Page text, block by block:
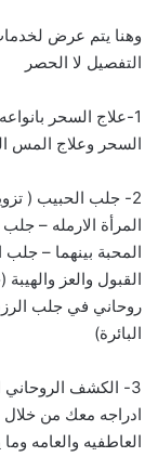
وهنا يتم عرض
التفصيل لا الحصر
1-علاج السحر
السحر وعلاج المس
2- جلب الحبيب (
المرأة الارمله –
المحبة بينهما –
القبول والعز
روحاني في جلب
البائرة)
3- الكشف
ادراجه معك من
العاطفيه والعامه